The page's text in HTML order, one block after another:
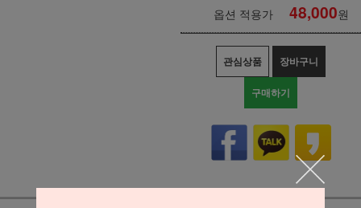
옵션 적용가 48,000원
관심상품 장바구니
구매하기